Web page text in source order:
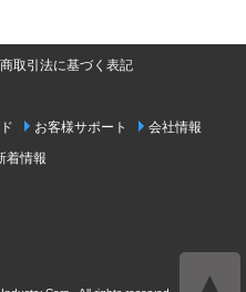
▲
取引法に基づく表記
お客様サポート
会社情報
着情報